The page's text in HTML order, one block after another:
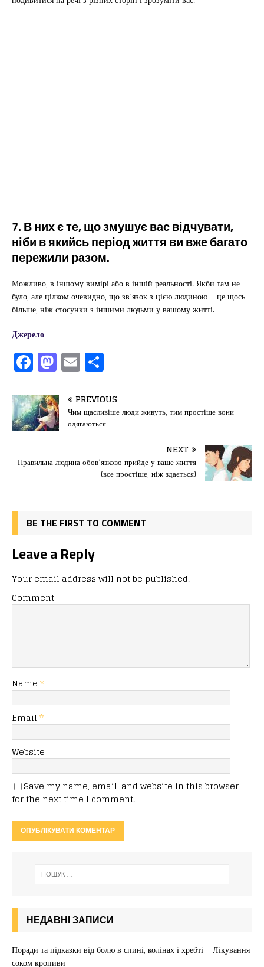
7. В них є те, що змушує вас відчувати,
ніби в якийсь період життя ви вже багато
пережили разом.
Можливо, в іншому вимірі або в іншій реальності. Якби там не
було, але цілком очевидно, що зв’язок з цією людиною – це щось
більше, ніж стосунки з іншими людьми у вашому житті.
Джерело
F
a
c
e
b
o
o
M
a
st
o
d
o
n
E
m
ai
l
іл
и
т
ис
я
PREVIOUS
Чим щасливіше люди живуть, тим простіше вони
одягаються
NEXT
Правильна людина обов’язково прийде у ваше життя
(все простіше, ніж здається)
BE THE FIRST TO COMMENT
Leave a Reply
Your email address will not be published.
Comment
Name *
Email *
Website
Save my name, email, and website in this browser
for the next time I comment.
НЕДАВНІ ЗАПИСИ
Поради та підказки від болю в спині, колінах і хребті – Лікування
соком кропиви